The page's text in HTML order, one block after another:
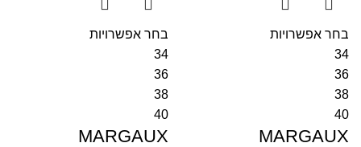
בחר אפשרויות
34
36
38
40
MARGAUX
בחר אפשרויות
34
36
38
40
MARGAUX